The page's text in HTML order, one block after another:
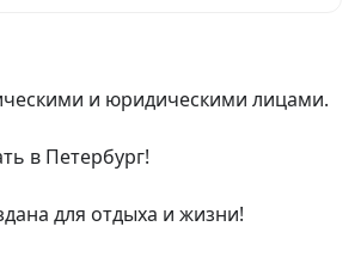
и юридическими лицами.
в Петербург!
для отдыха и жизни!